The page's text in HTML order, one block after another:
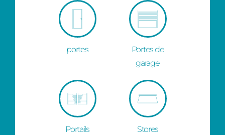
portes
Portes de
garage
Portails Stores